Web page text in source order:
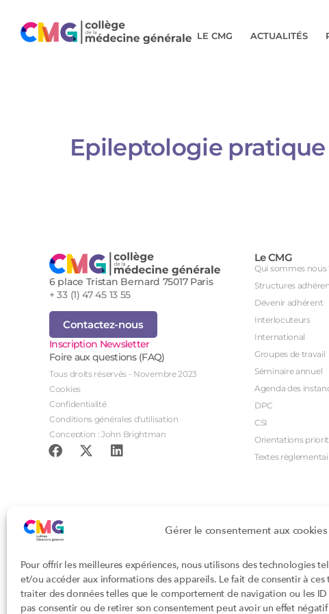
Gérer le consentement aux cookies
Pour offrir les meilleures expériences, nous utilisons des technologies
et/ou accéder aux informations des appareils. Le fait de consentir à
traiter des données telles que le comportement de navigation ou les ID
pas consentir ou de retirer son consentement peut avoir un effet
LE CMG ACTUALITÉS
Epileptologie pratique
6 place Tristan Bernard 75017 Paris
+ 33 (1) 47 45 13 55
Contactez-nous
Inscription Newsletter
Foire aux questions (FAQ)
Tous droits réservés - Novembre 2023
Cookies
Confidentialité
Conditions générales d'utilisation
Conception : John Brightman
Le CMG
Qui sommes nous
Structures
Dévenir adhérent
Interlocuteurs
International
Groupes de travail
Séminaire annuel
Agenda des
DPC
CSI
Orientations
Textes